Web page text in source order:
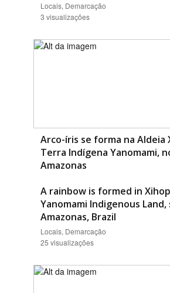
Locais, Demarcação
3 visualizações
Arco-íris se forma na Aldeia
Terra Indígena Yanomami,
Amazonas
A rainbow is formed in
Yanomami Indigenous
Amazonas, Brazil
Locais, Demarcação
25 visualizações